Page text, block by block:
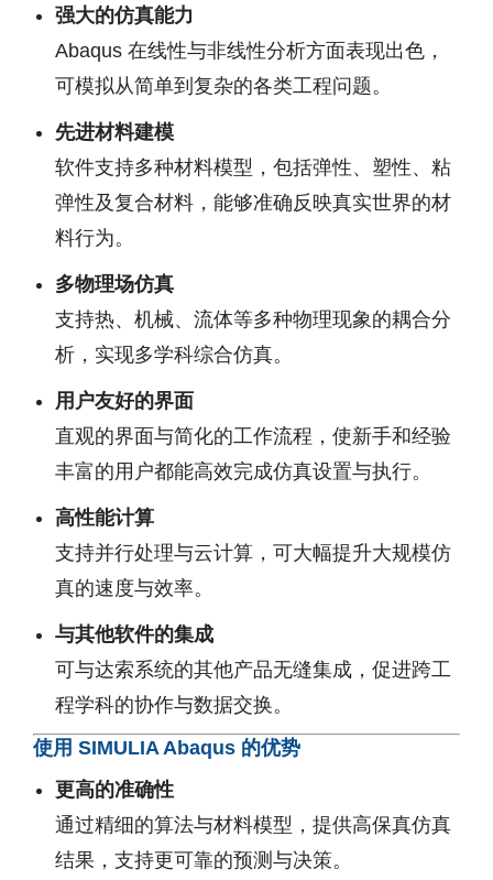
强大的仿真能力
Abaqus 在线性与非线性分析方面表现出色，
可模拟从简单到复杂的各类工程问题。
先进材料建模
软件支持多种材料模型，包括弹性、塑性、粘
弹性及复合材料，能够准确反映真实世界的材
料行为。
多物理场仿真
支持热、机械、流体等多种物理现象的耦合分
析，实现多学科综合仿真。
用户友好的界面
直观的界面与简化的工作流程，使新手和经验
丰富的用户都能高效完成仿真设置与执行。
高性能计算
支持并行处理与云计算，可大幅提升大规模仿
真的速度与效率。
与其他软件的集成
可与达索系统的其他产品无缝集成，促进跨工
程学科的协作与数据交换。
使用 SIMULIA Abaqus 的优势
更高的准确性
通过精细的算法与材料模型，提供高保真仿真
结果，支持更可靠的预测与决策。